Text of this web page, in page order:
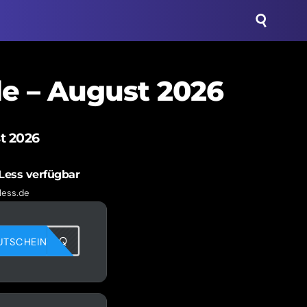
– August 2026
2026
verfügbar
4HZK4ZX4Q